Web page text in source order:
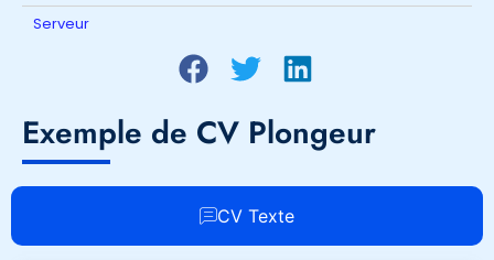
Serveur
Exemple de CV Plongeur
CV Texte